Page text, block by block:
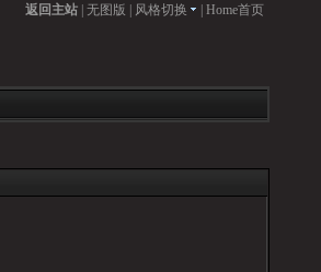
返回主站 无图版 风格切换 Home首页